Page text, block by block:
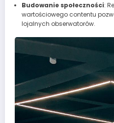
Budowanie społeczności:
wartościowego contentu
lojalnych obserwatorów.